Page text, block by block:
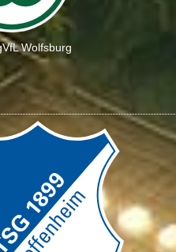
VfL Wolfsburg